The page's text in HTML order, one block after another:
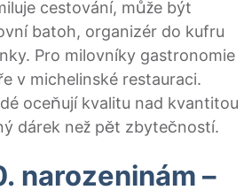
cestování, může být
batoh, organizér do kufru
Pro milovníky gastronomie
v michelinské restauraci.
oceňují kvalitu nad kvantitou
dárek než pět zbytečností.
narozeninám –